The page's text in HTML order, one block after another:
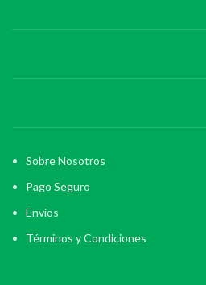
Sobre Nosotros
Pago Seguro
Envios
Términos y Condiciones